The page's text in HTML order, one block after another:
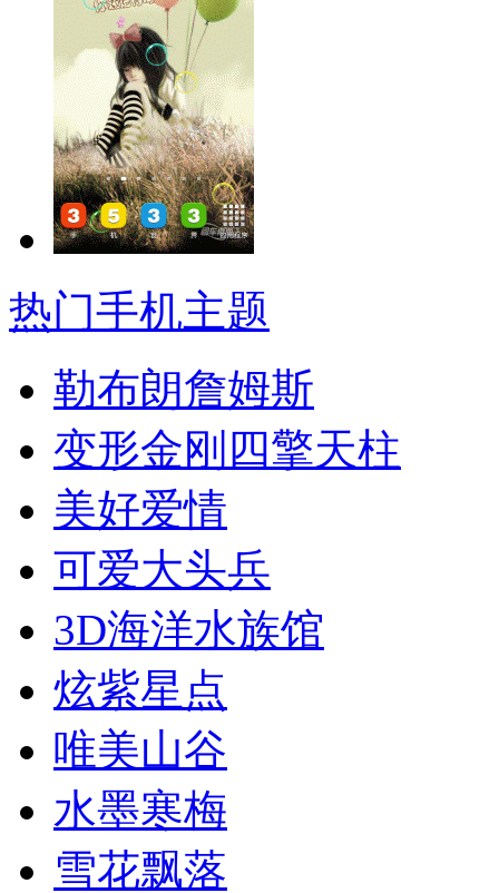
热门手机主题
勒布朗詹姆斯
变形金刚四擎天柱
美好爱情
可爱大头兵
3D海洋水族馆
炫紫星点
唯美山谷
水墨寒梅
雪花飘落